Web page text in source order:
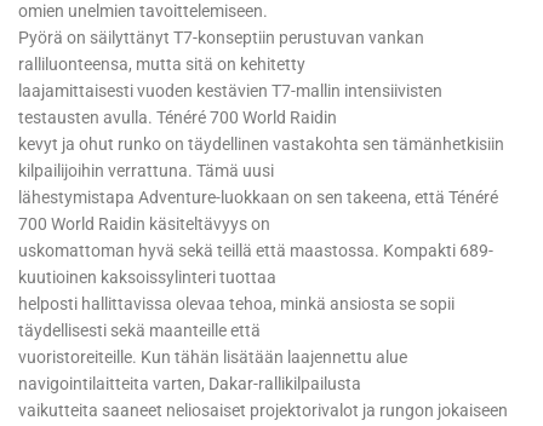
omien unelmien tavoittelemiseen.
Pyörä on säilyttänyt T7-konseptiin perustuvan vankan
ralliluonteensa, mutta sitä on kehitetty
laajamittaisesti vuoden kestävien T7-mallin intensiivisten
testausten avulla. Ténéré 700 World Raidin
kevyt ja ohut runko on täydellinen vastakohta sen tämänhetkisiin
kilpailijoihin verrattuna. Tämä uusi
lähestymistapa Adventure-luokkaan on sen takeena, että Ténéré
700 World Raidin käsiteltävyys on
uskomattoman hyvä sekä teillä että maastossa. Kompakti 689-
kuutioinen kaksoissylinteri tuottaa
helposti hallittavissa olevaa tehoa, minkä ansiosta se sopii
täydellisesti sekä maanteille että
vuoristoreiteille. Kun tähän lisätään laajennettu alue
navigointilaitteita varten, Dakar-rallikilpailusta
vaikutteita saaneet neliosaiset projektorivalot ja rungon jokaiseen